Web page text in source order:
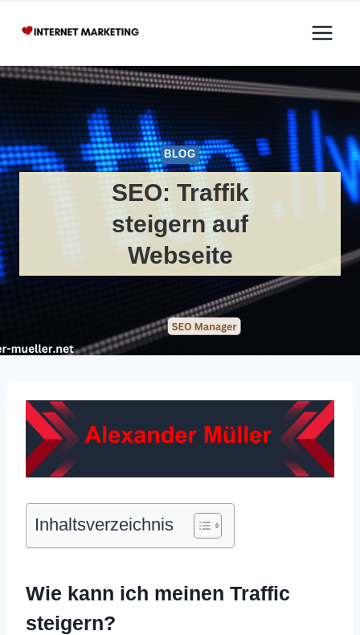
Inhalt
BLOG
SEO: Traffik
steigern auf
Webseite
Inhaltsverzeichnis
Wie kann ich meinen Traffic
steigern?